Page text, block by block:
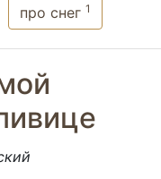
про снег 1